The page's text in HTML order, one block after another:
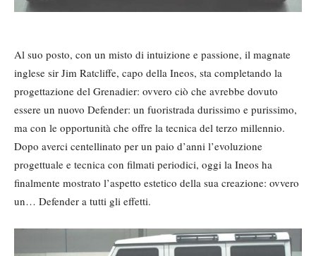
Al suo posto, con un misto di intuizione e passione, il magnate
inglese sir Jim Ratcliffe, capo della Ineos, sta completando la
progettazione del Grenadier: ovvero ciò che avrebbe dovuto
essere un nuovo Defender: un fuoristrada durissimo e purissimo,
ma con le opportunità che offre la tecnica del terzo millennio.
Dopo averci centellinato per un paio d’anni l’evoluzione
progettuale e tecnica con filmati periodici, oggi la Ineos ha
finalmente mostrato l’aspetto estetico della sua creazione: ovvero
un… Defender a tutti gli effetti.